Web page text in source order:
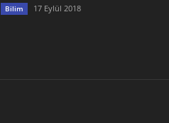
Bilim 17 Eylül 2018